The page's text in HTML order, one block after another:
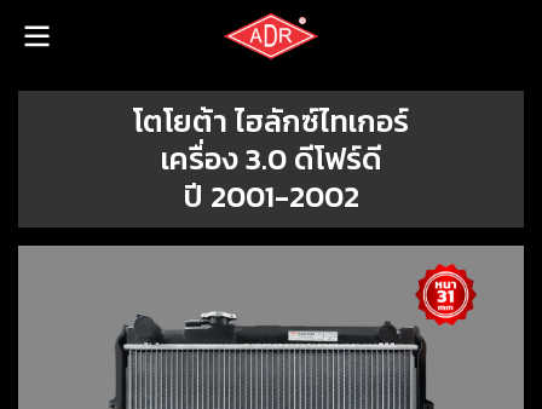
โตโยต้า ไฮลักซ์ไทเกอร์
เครื่อง 3.0 ดีโฟร์ดี
ปี 2001-2002